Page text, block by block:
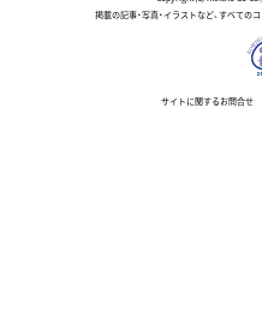
掲載の記事・写真・イラストなど、すべての
サイトに関するお問合せ